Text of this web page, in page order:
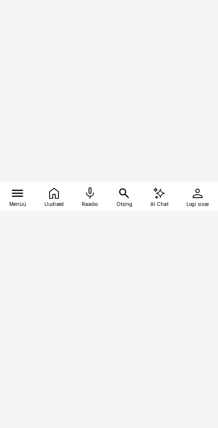
Menüü Uudised Raadio Otsing AI Chat Logi sisse